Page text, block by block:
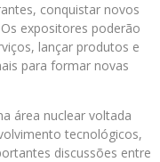
conquistar novos
expositores poderão
lançar produtos e
para formar novas
área nuclear voltada
tecnológicos,
discussões entre